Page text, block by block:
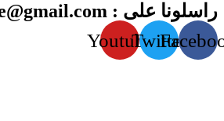
راسلونا على : ouazzanepresse@gmail.com
Twitter
Youtube